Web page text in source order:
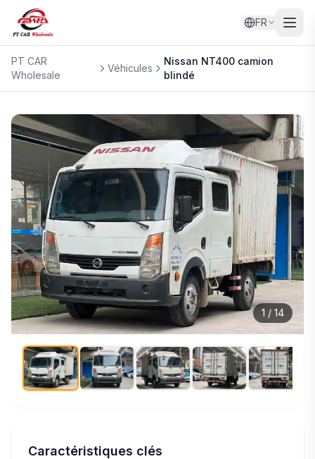
FR
PT CAR
Wholesale
Véhicules
Nissan NT400 camion
blindé
1 / 14
Caractéristiques clés